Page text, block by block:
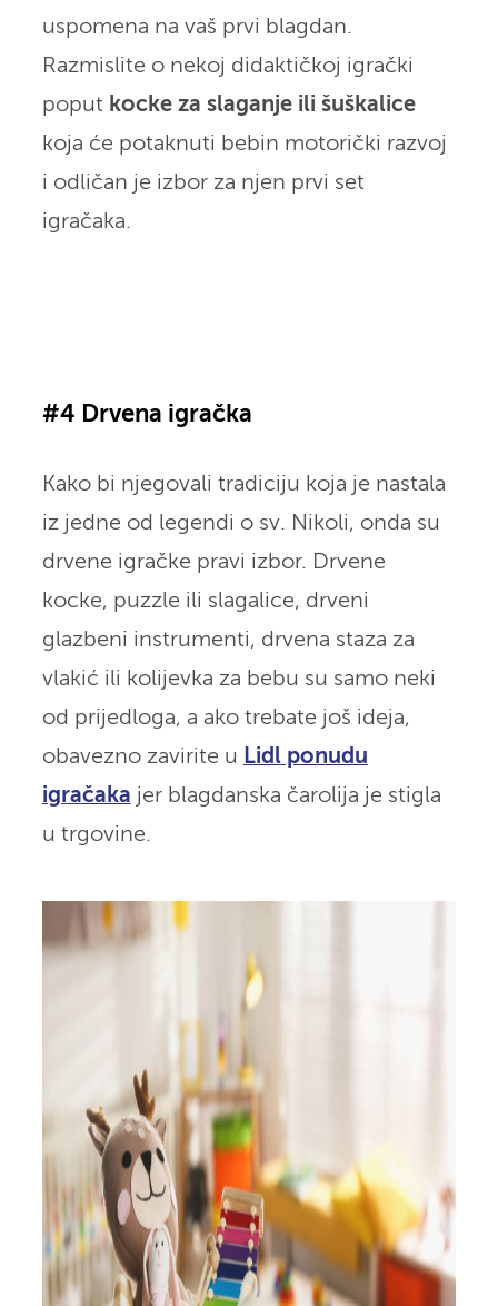
uspomena na vaš prvi blagdan.
Razmislite o nekoj didaktičkoj igrački
poput kocke za slaganje ili šuškalice
koja će potaknuti bebin motorički razvoj
i odličan je izbor za njen prvi set
igračaka.
#4 Drvena igračka
Kako bi njegovali tradiciju koja je nastala
iz jedne od legendi o sv. Nikoli, onda su
drvene igračke pravi izbor. Drvene
kocke, puzzle ili slagalice, drveni
glazbeni instrumenti, drvena staza za
vlakić ili kolijevka za bebu su samo neki
od prijedloga, a ako trebate još ideja,
obavezno zavirite u Lidl ponudu
igračaka jer blagdanska čarolija je stigla
u trgovine.